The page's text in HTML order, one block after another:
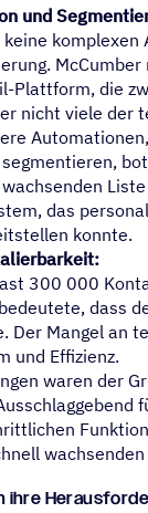
und
komplexen
McCumber
Plattform, die
nicht viele der
das
konnte.
300 000
dass
Der Mangel an
und Effizienz.
waren der
ihre